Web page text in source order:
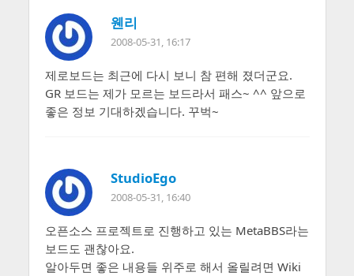
웬리
2008-05-31, 16:17
제로보드는 최근에 다시 보니 참 편해 졌더군요.
GR 보드는 제가 모르는 보드라서 패스~ ^^ 앞으로
좋은 정보 기대하겠습니다. 꾸벅~
StudioEgo
2008-05-31, 16:40
오픈소스 프로젝트로 진행하고 있는 MetaBBS라는
보드도 괜찮아요.
알아두면 좋은 내용들 위주로 해서 올릴려면 Wiki